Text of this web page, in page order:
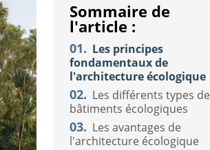
Sommaire de
l'article :
01. Les principes
fondamentaux de
l'architecture écologique
02. Les différents types de
bâtiments écologiques
03. Les avantages de
l'architecture écologique